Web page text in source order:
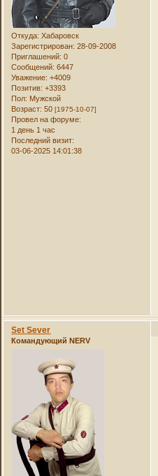
Откуда: Хабаровск
Зарегистрирован: 28-09-2008
Приглашений: 0
Сообщений: 6447
Уважение: +4009
Позитив: +3393
Пол: Мужской
Возраст: 50[1975-10-07]
Провел на форуме:
1 день 1 час
Последний визит:
03-06-2025 14:01:38
Set Sever
Командующий NERV